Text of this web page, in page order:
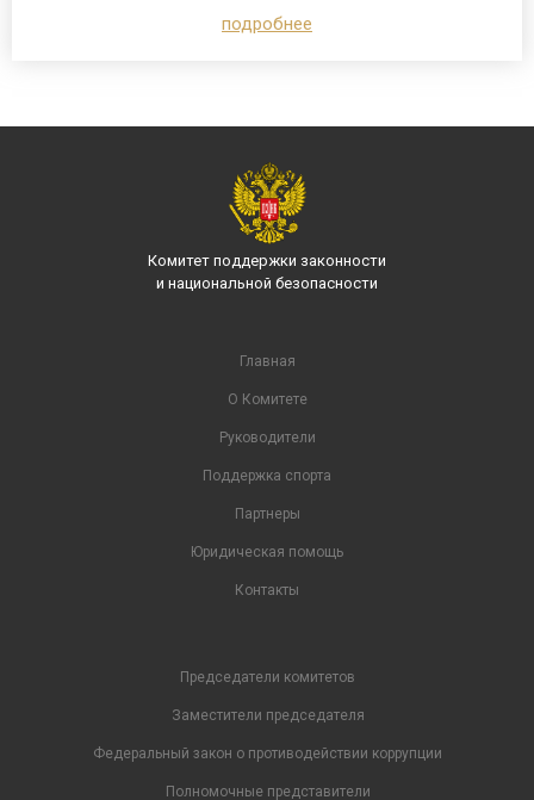
подробнее
Комитет поддержки законности
и национальной безопасности
Главная
О Комитете
Руководители
Поддержка спорта
Партнеры
Юридическая помощь
Контакты
Председатели комитетов
Заместители председателя
Федеральный закон о противодействии коррупции
Полномочные представители